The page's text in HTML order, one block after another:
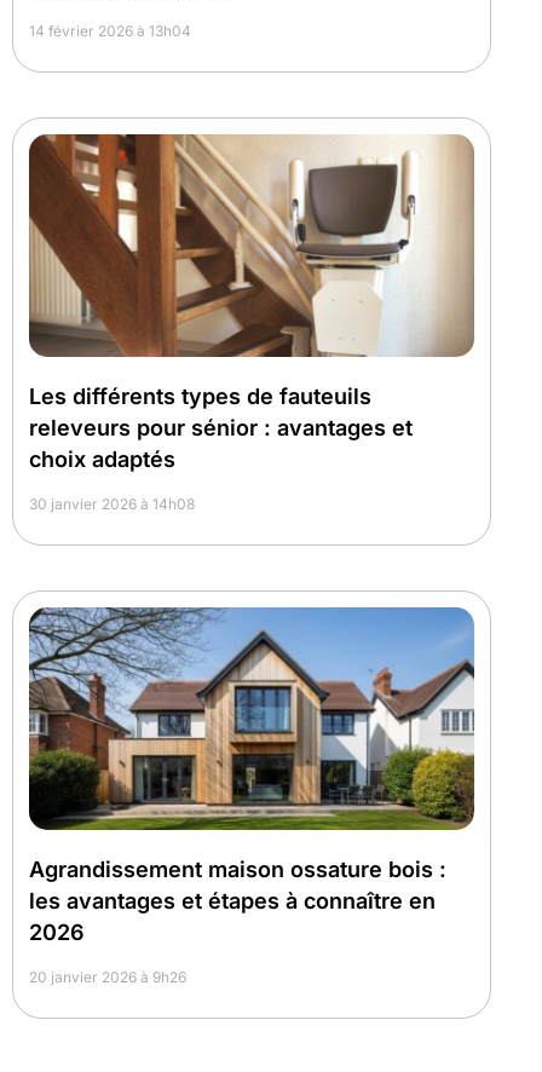
14 février 2026 à 13h04
Les différents types de fauteuils
releveurs pour sénior : avantages et
choix adaptés
30 janvier 2026 à 14h08
Agrandissement maison ossature bois :
les avantages et étapes à connaître en
2026
20 janvier 2026 à 9h26